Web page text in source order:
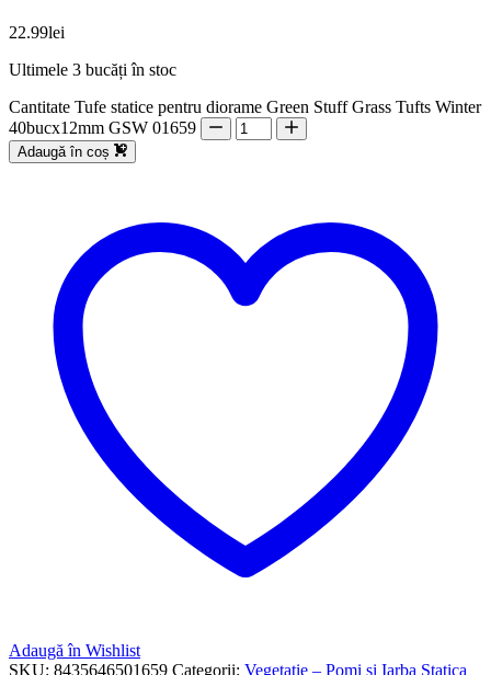
22.99lei
Ultimele 3 bucăți în stoc
Cantitate Tufe statice pentru diorame Green Stuff Grass Tufts Winter
40bucx12mm GSW 01659
Adaugă în coș
Adaugă în Wishlist
SKU: 8435646501659 Categorii: Vegetatie – Pomi si Iarba Statica